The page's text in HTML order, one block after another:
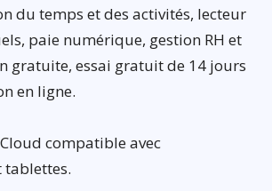
du temps et des activités, lecteur
paie numérique, gestion RH et
gratuite, essai gratuit de 14 jours
en ligne.
compatible avec
tablettes.